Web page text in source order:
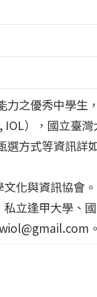
之優秀中學生
），國立臺灣
方式等資訊詳
化與資訊協會。
立逢甲大學、
。